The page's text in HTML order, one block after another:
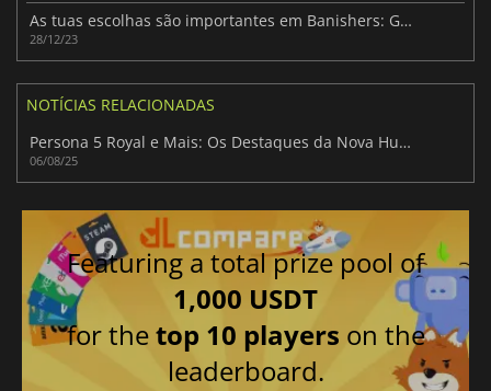
As tuas escolhas são importantes em Banishers: Ghosts of New Eden
28/12/23
NOTÍCIAS RELACIONADAS
Persona 5 Royal e Mais: Os Destaques da Nova Humble Choice!
06/08/25
Featuring a total prize pool of
1,000 USDT
for thetop 10 players on the
leaderboard.